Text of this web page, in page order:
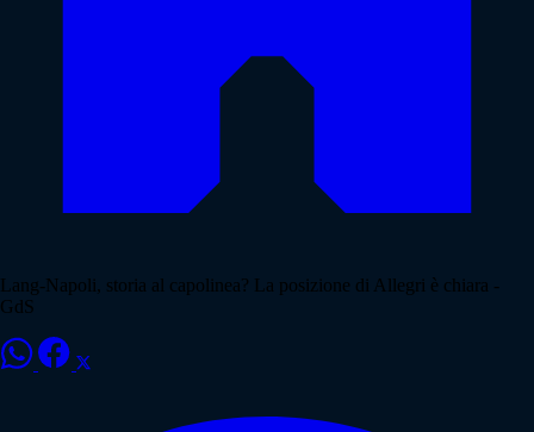
Lang-Napoli, storia al capolinea? La posizione di Allegri è chiara -
GdS